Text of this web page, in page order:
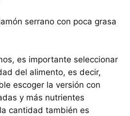
serrano con poca grasa
es importante seleccionar
del alimento, es decir,
escoger la versión con
y más nutrientes
cantidad también es